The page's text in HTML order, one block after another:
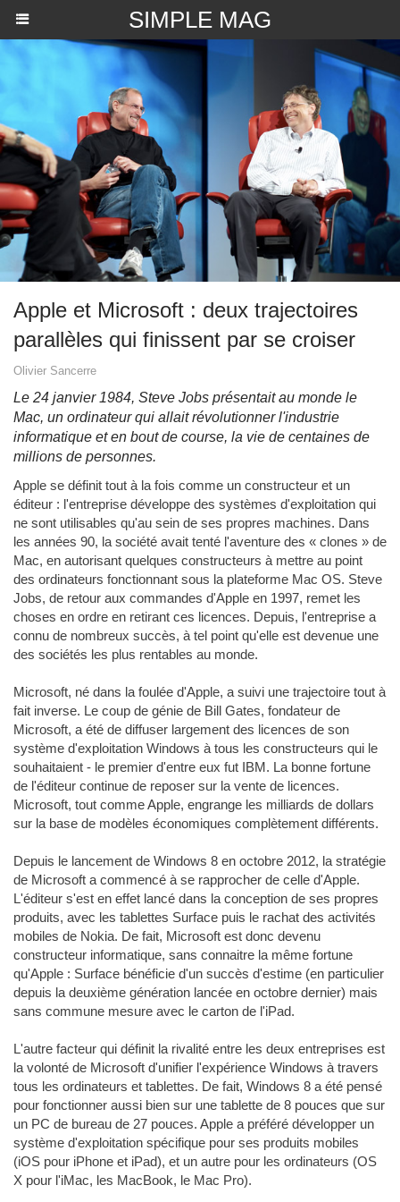
SIMPLE MAG
Apple et Microsoft : deux trajectoires
parallèles qui finissent par se croiser
Olivier Sancerre
Le 24 janvier 1984, Steve Jobs présentait au monde le
Mac, un ordinateur qui allait révolutionner l'industrie
informatique et en bout de course, la vie de centaines de
millions de personnes.
Apple se définit tout à la fois comme un constructeur et un
éditeur : l'entreprise développe des systèmes d'exploitation qui
ne sont utilisables qu'au sein de ses propres machines. Dans
les années 90, la société avait tenté l'aventure des « clones » de
Mac, en autorisant quelques constructeurs à mettre au point
des ordinateurs fonctionnant sous la plateforme Mac OS. Steve
Jobs, de retour aux commandes d'Apple en 1997, remet les
choses en ordre en retirant ces licences. Depuis, l'entreprise a
connu de nombreux succès, à tel point qu'elle est devenue une
des sociétés les plus rentables au monde.
Microsoft, né dans la foulée d'Apple, a suivi une trajectoire tout à
fait inverse. Le coup de génie de Bill Gates, fondateur de
Microsoft, a été de diffuser largement des licences de son
système d'exploitation Windows à tous les constructeurs qui le
souhaitaient - le premier d'entre eux fut IBM. La bonne fortune
de l'éditeur continue de reposer sur la vente de licences.
Microsoft, tout comme Apple, engrange les milliards de dollars
sur la base de modèles économiques complètement différents.
Depuis le lancement de Windows 8 en octobre 2012, la stratégie
de Microsoft a commencé à se rapprocher de celle d'Apple.
L'éditeur s'est en effet lancé dans la conception de ses propres
produits, avec les tablettes Surface puis le rachat des activités
mobiles de Nokia. De fait, Microsoft est donc devenu
constructeur informatique, sans connaitre la même fortune
qu'Apple : Surface bénéficie d'un succès d'estime (en particulier
depuis la deuxième génération lancée en octobre dernier) mais
sans commune mesure avec le carton de l'iPad.
L'autre facteur qui définit la rivalité entre les deux entreprises est
la volonté de Microsoft d'unifier l'expérience Windows à travers
tous les ordinateurs et tablettes. De fait, Windows 8 a été pensé
pour fonctionner aussi bien sur une tablette de 8 pouces que sur
un PC de bureau de 27 pouces. Apple a préféré développer un
système d'exploitation spécifique pour ses produits mobiles
(iOS pour iPhone et iPad), et un autre pour les ordinateurs (OS
X pour l'iMac, les MacBook, le Mac Pro).